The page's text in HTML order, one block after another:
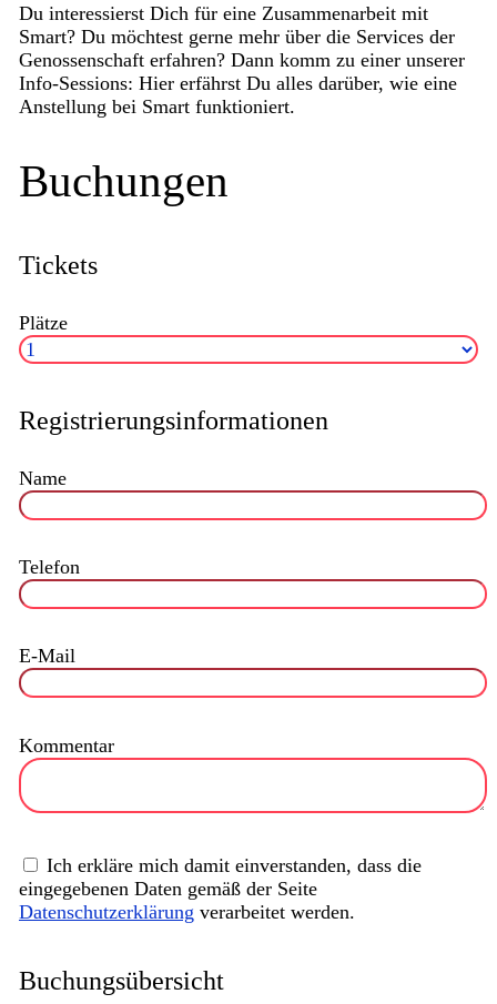
Du interessierst Dich für eine Zusammenarbeit mit
Smart? Du möchtest gerne mehr über die Services der
Genossenschaft erfahren? Dann komm zu einer unserer
Info-Sessions: Hier erfährst Du alles darüber, wie eine
Anstellung bei Smart funktioniert.
Buchungen
Tickets
Plätze
Registrierungsinformationen
Name
Telefon
E-Mail
Kommentar
Ich erkläre mich damit einverstanden, dass die
eingegebenen Daten gemäß der Seite
Datenschutzerklärung verarbeitet werden.
Buchungsübersicht